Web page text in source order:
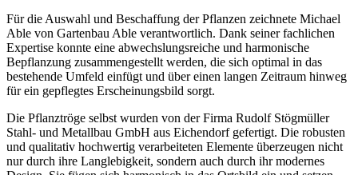
Für die Auswahl und Beschaffung der Pflanzen zeichnete Michael
Able von Gartenbau Able verantwortlich. Dank seiner fachlichen
Expertise konnte eine abwechslungsreiche und harmonische
Bepflanzung zusammengestellt werden, die sich optimal in das
bestehende Umfeld einfügt und über einen langen Zeitraum hinweg
für ein gepflegtes Erscheinungsbild sorgt.
Die Pflanztröge selbst wurden von der Firma Rudolf Stögmüller
Stahl- und Metallbau GmbH aus Eichendorf gefertigt. Die robusten
und qualitativ hochwertig verarbeiteten Elemente überzeugen nicht
nur durch ihre Langlebigkeit, sondern auch durch ihr modernes